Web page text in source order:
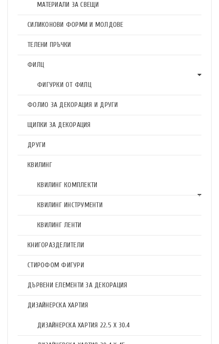
МАТЕРИАЛИ ЗА СВЕЩИ
СИЛИКОНОВИ ФОРМИ И МОЛДОВЕ
ТЕЛЕНИ ПРЪЧКИ
ФИЛЦ
ФИГУРКИ ОТ ФИЛЦ
ФОЛИО ЗА ДЕКОРАЦИЯ И ДРУГИ
ЩИПКИ ЗА ДЕКОРАЦИЯ
ДРУГИ
КВИЛИНГ
КВИЛИНГ КОМПЛЕКТИ
КВИЛИНГ ИНСТРУМЕНТИ
КВИЛИНГ ЛЕНТИ
КНИГОРАЗДЕЛИТЕЛИ
СТИРОФОМ ФИГУРИ
ДЪРВЕНИ ЕЛЕМЕНТИ ЗА ДЕКОРАЦИЯ
ДИЗАЙНЕРСКА ХАРТИЯ
ДИЗАЙНЕРСКА ХАРТИЯ 22.5 X 30.4